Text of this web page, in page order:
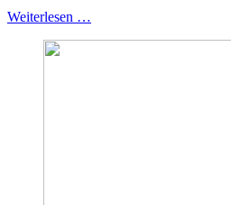
Weiterlesen …